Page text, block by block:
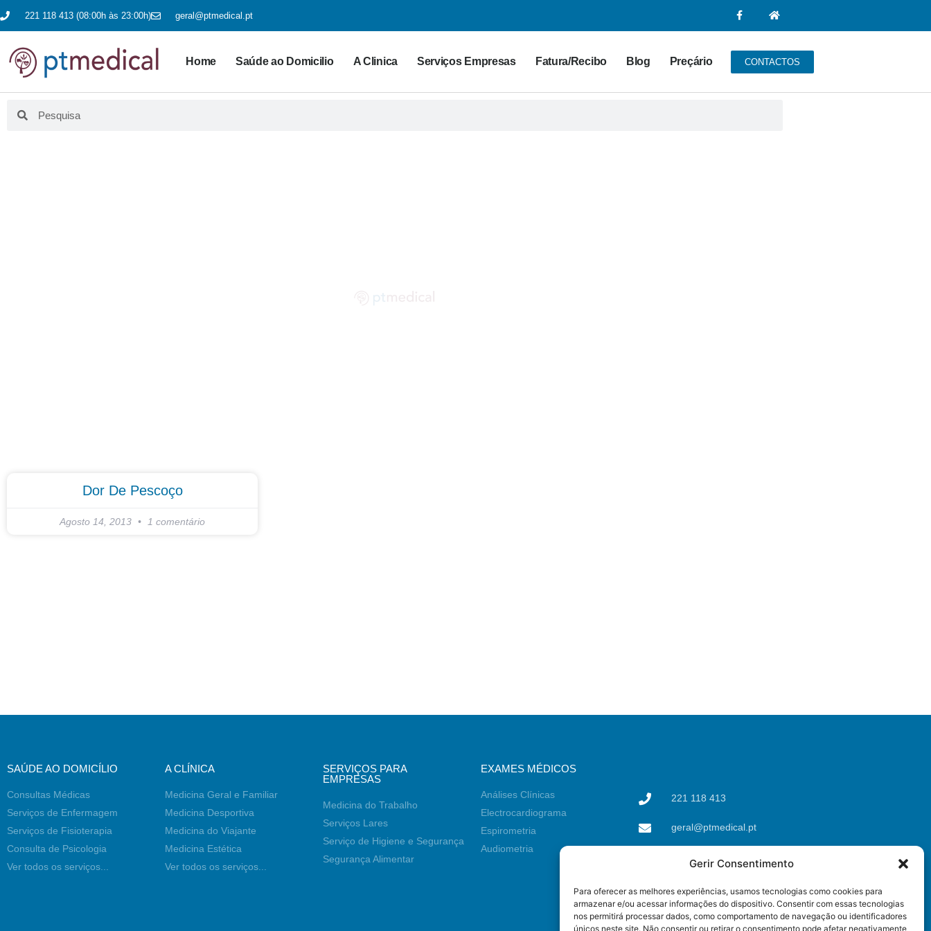
Gerir Consentimento
Para oferecer as melhores experiências, usamos tecnologias como cookies para
armazenar e/ou acessar informações do dispositivo. Consentir com essas tecnologias
nos permitirá processar dados, como comportamento de navegação ou identificadores
únicos neste site. Não consentir ou retirar o consentimento pode afetar negativamente
221 118 413 (08:00h às 23:00h) geral@ptmedical.pt
Home Saúde ao Domicilio A Clinica Serviços Empresas Fatura/Recibo Blog Preçário CONTACTOS
Dor De Pescoço
Agosto 14, 2013 1 comentário
SAÚDE AO DOMICÍLIO
Consultas Médicas
Serviços de Enfermagem
Serviços de Fisioterapia
Consulta de Psicologia
Ver todos os serviços...
A CLÍNICA
Medicina Geral e Familiar
Medicina Desportiva
Medicina do Viajante
Medicina Estética
Ver todos os serviços...
SERVIÇOS PARA
EMPRESAS
Medicina do Trabalho
Serviços Lares
Serviço de Higiene e Segurança
Segurança Alimentar
EXAMES MÉDICOS
Análises Clínicas
Electrocardiograma
Espirometria
Audiometria
221 118 413
geral@ptmedical.pt
4425-051 Águas Santas,